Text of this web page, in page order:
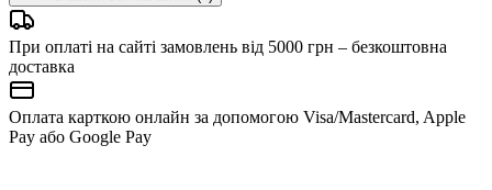
При оплаті на сайті замовлень від 5000 грн – безкоштовна
доставка
Оплата карткою онлайн за допомогою Visa/Mastercard, Apple
Pay або Google Pay